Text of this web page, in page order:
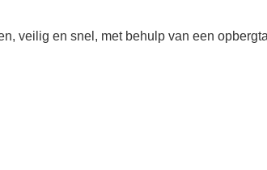
veilig en snel, met behulp van een